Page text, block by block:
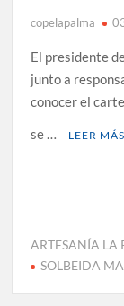
copelapalma
El presidente
junto a
conocer el
se …
LEER MÁS
ARTESANÍA LA
SOLBEIDA